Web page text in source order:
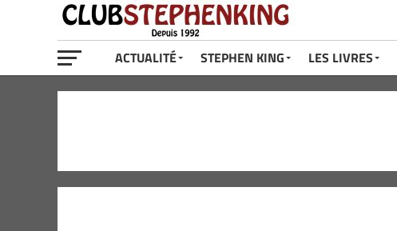
ACTUALITÉ STEPHEN KING LES LIVRES